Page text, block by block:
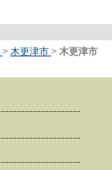
> 木更津市 > 木更津市